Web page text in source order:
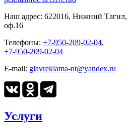
Наш адрес: 622016, Нижний Тагил,
оф.16
Телефоны: +7-950-209-02-04,
+7-950-209-02-04
E-mail: glavreklama-nt@yandex.ru
Услуги